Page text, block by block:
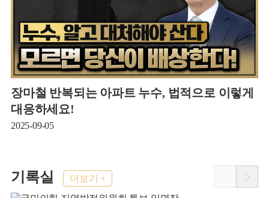
장마철 반복되는 아파트 누수, 법적으로 이렇게
대응하세요!
2025-09-05
기록실 더보기 +